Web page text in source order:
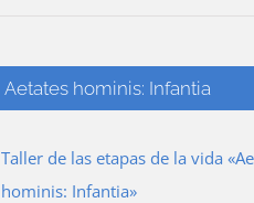
Aetates hominis: Infantia
Taller de las etapas de la vida
hominis: Infantia»